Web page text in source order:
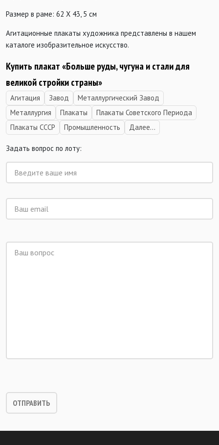
Размер в раме: 62 Х 43, 5 см
Агитационные плакаты художника представлены в нашем
каталоге изобразительное искусство.
Купить плакат «Больше руды, чугуна и стали для
великой стройки страны»
Агитация Завод
Металлургический Завод
Металлургия
Плакаты
Плакаты Советского Периода
Плакаты СССР
Промышленность Далее...
Задать вопрос по лоту: